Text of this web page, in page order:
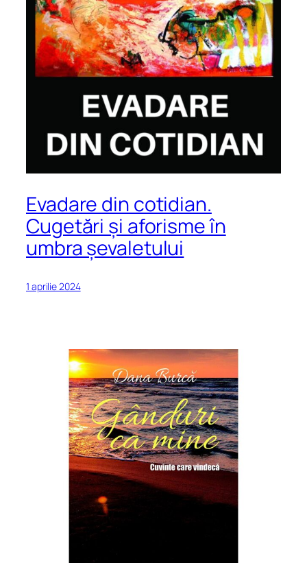
Evadare din cotidian.
Cugetări și aforisme în
umbra șevaletului
1 aprilie 2024